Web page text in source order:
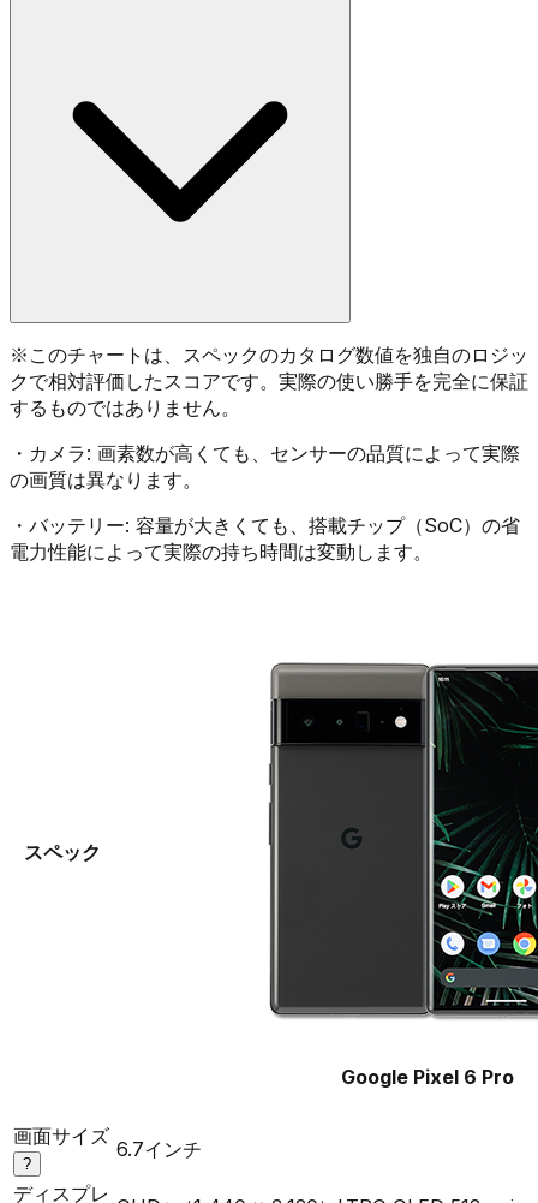
※ このチャートは、スペックのカタログ数値を独自のロジッ
クで相対評価したスコアです。実際の使い勝手を完全に保証
するものではありません。
・ カメラ: 画素数が高くても、センサーの品質によって実際
の画質は異なります。
・ バッテリー: 容量が大きくても、搭載チップ（SoC）の省
電力性能によって実際の持ち時間は変動します。
スペック
Google Pixel 6 Pro
画面サイズ
?
6.7インチ
ディスプレ